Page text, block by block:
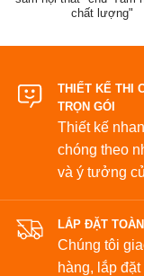
chất lượng"
THIẾT KẾ THI
TRỌN GÓI
Thiết kế
chóng theo
và ý tưởng
LẮP ĐẶT
Chúng tôi
hàng, lắp đặt